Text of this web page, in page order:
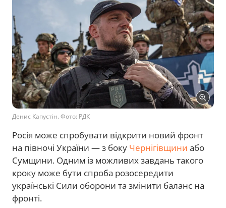
Денис Капустін. Фото: РДК
Росія може спробувати відкрити новий фронт
на півночі України — з боку Чернігівщини або
Сумщини. Одним із можливих завдань такого
кроку може бути спроба розосередити
українські Сили оборони та змінити баланс на
фронті.